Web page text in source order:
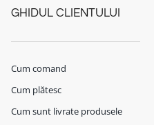
GHIDUL CLIENTULUI
Cum comand
Cum plătesc
Cum sunt livrate produsele